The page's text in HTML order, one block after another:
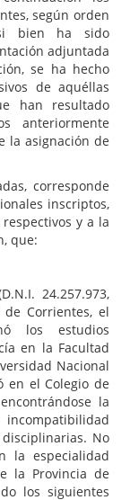
según orden
bien ha sido
adjuntada
se ha hecho
de aquéllas
han resultado
anteriormente
la asignación de
corresponde
inscriptos,
y a la
que:
24.257.973,
Corrientes, el
los estudios
en la Facultad
Nacional
en el Colegio de
la
No
la especialidad
la Provincia de
los siguientes